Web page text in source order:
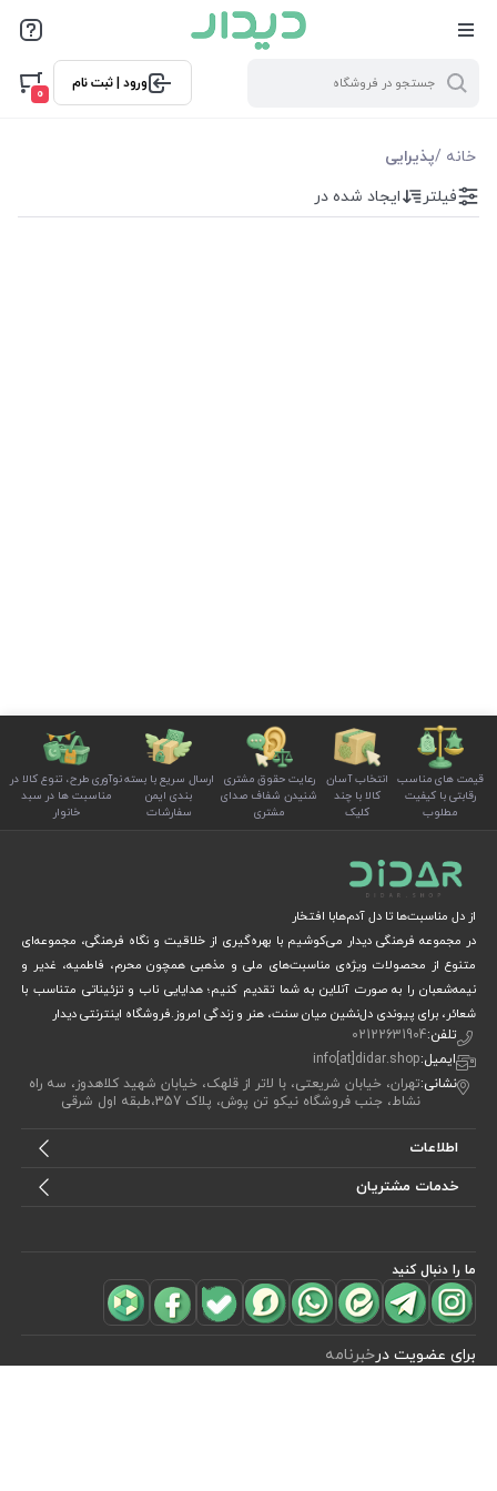
ورود | ثبت نام
0
خانه /پذیرایی
فیلترها
موجودی
نمایش همه محصولات
مشاهده محصولات(0)
فیلتر ایجاد شده در
قیمت های مناسب
رقابتی با کیفیت
مطلوب
انتخاب آسان
کالا با چند
کلیک
رعایت حقوق مشتری
شنیدن شفاف صدای
مشتری
ارسال سریع با بسته
بندی ایمن
سفارشات
نوآوری طرح، تنوع کالا در
مناسبت ها در سبد
خانوار
از دل مناسبت‌ها تا دل آدم‌هابا افتخار
در مجموعه فرهنگی دیدار می‌کوشیم با بهره‌گیری از خلاقیت و نگاه فرهنگی، مجموعه‌ای
متنوع از محصولات ویژه‌ی مناسبت‌های ملی و مذهبی همچون محرم، فاطمیه، غدیر و
نیمه‌شعبان را به صورت آنلاین به شما تقدیم کنیم؛ هدایایی ناب و تزئیناتی متناسب با
شعائر، برای پیوندی دل‌نشین میان سنت، هنر و زندگی امروز.فروشگاه اینترنتی دیدار
تلفن:02122631904
ایمیل:info[at]didar.shop
نشانی:تهران، خیابان شریعتی، با لاتر از قلهک، خیابان شهید کلاهدوز، سه راه
نشاط، جنب فروشگاه نیکو تن پوش، پلاک 357،طبقه اول شرقی
اطلاعات
خدمات مشتریان
ما را دنبال کنید
برای عضویت درخبرنامه